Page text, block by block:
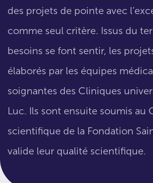
des projets de pointe avec
comme seul critère. Issus du
besoins se font sentir, les
élaborés par les équipes
soignantes des Cliniques
Luc. Ils sont ensuite soumis au
scientifique de la Fondation
valide leur qualité scientifique.